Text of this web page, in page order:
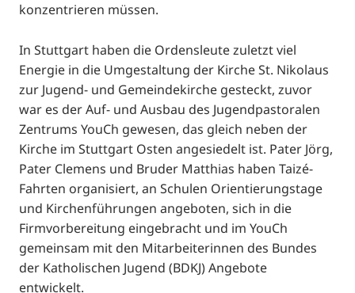
konzentrieren müssen.
In Stuttgart haben die Ordensleute zuletzt viel
Energie in die Umgestaltung der Kirche St. Nikolaus
zur Jugend- und Gemeindekirche gesteckt, zuvor
war es der Auf- und Ausbau des Jugendpastoralen
Zentrums YouCh gewesen, das gleich neben der
Kirche im Stuttgart Osten angesiedelt ist. Pater Jörg,
Pater Clemens und Bruder Matthias haben Taizé-
Fahrten organisiert, an Schulen Orientierungstage
und Kirchenführungen angeboten, sich in die
Firmvorbereitung eingebracht und im YouCh
gemeinsam mit den Mitarbeiterinnen des Bundes
der Katholischen Jugend (BDKJ) Angebote
entwickelt.